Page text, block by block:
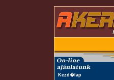
Kezd�lap